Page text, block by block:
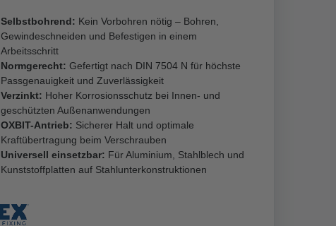
Selbstbohrend: Kein Vorbohren nötig – Bohren,
Gewindeschneiden und Befestigen in einem
Arbeitsschritt
Normgerecht: Gefertigt nach DIN 7504 N für höchste
Passgenauigkeit und Zuverlässigkeit
Verzinkt: Hoher Korrosionsschutz bei Innen- und
geschützten Außenanwendungen
OXBIT-Antrieb: Sicherer Halt und optimale
Kraftübertragung beim Verschrauben
Universell einsetzbar: Für Aluminium, Stahlblech und
Kunststoffplatten auf Stahlunterkonstruktionen